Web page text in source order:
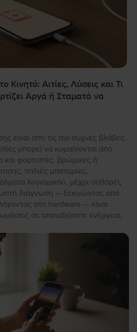
Κινητό: Αιτίες, Λύσεις και Τι
Αργά ή Σταματά να
είναι από τις πιο συχνές βλάβες
μπορεί να κυμαίνονται από
φορτιστές, βρώμικες ή
παλιές μπαταρίες,
λογισμικού, μέχρι σοβαρές
διάγνωση — ξεκινώντας από
στο hardware — είναι
σε οποιαδήποτε ενέργεια.